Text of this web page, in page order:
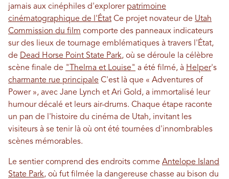
jamais aux cinéphiles d'explorer patrimoine
cinématographique de l'État Ce projet novateur de Utah
Commission du film comporte des panneaux indicateurs
sur des lieux de tournage emblématiques à travers l'État,
de Dead Horse Point State Park, où se déroule la célèbre
scène finale de "Thelma et Louise" a été filmé, à Helper's
charmante rue principale C'est là que « Adventures of
Power », avec Jane Lynch et Ari Gold, a immortalisé leur
humour décalé et leurs air-drums. Chaque étape raconte
un pan de l'histoire du cinéma de Utah, invitant les
visiteurs à se tenir là où ont été tournées d'innombrables
scènes mémorables.
Le sentier comprend des endroits comme Antelope Island
State Park, où fut filmée la dangereuse chasse au bison du